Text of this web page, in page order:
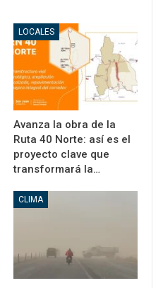
LOCALES
Avanza la obra de la
Ruta 40 Norte: así es el
proyecto clave que
transformará la…
CLIMA